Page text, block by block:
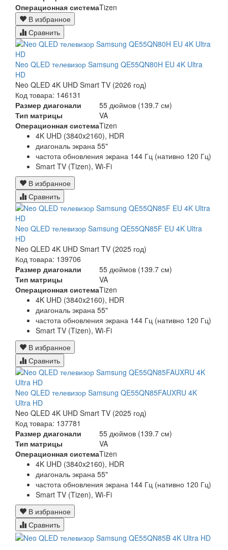
Операционная системаTizen
В избранное
Сравнить
Neo QLED телевизор Samsung QE55QN80H EU 4K Ultra
HD
Neo QLED 4K UHD Smart TV (2026 год)
Код товара: 146131
Размер диагонали
55 дюймов (139.7 см)
Тип матрицы
VA
Операционная системаTizen
4K UHD (3840x2160), HDR
диагональ экрана 55"
частота обновления экрана 144 Гц (нативно 120 Гц)
Smart TV (Tizen), Wi-Fi
В избранное
Сравнить
Neo QLED телевизор Samsung QE55QN85F EU 4K Ultra
HD
Neo QLED 4K UHD Smart TV (2025 год)
Код товара: 139706
Размер диагонали
55 дюймов (139.7 см)
Тип матрицы
VA
Операционная системаTizen
4K UHD (3840x2160), HDR
диагональ экрана 55"
частота обновления экрана 144 Гц (нативно 120 Гц)
Smart TV (Tizen), Wi-Fi
В избранное
Сравнить
Neo QLED телевизор Samsung QE55QN85FAUXRU 4K
Ultra HD
Neo QLED 4K UHD Smart TV (2025 год)
Код товара: 137781
Размер диагонали
55 дюймов (139.7 см)
Тип матрицы
VA
Операционная системаTizen
4K UHD (3840x2160), HDR
диагональ экрана 55"
частота обновления экрана 144 Гц (нативно 120 Гц)
Smart TV (Tizen), Wi-Fi
В избранное
Сравнить